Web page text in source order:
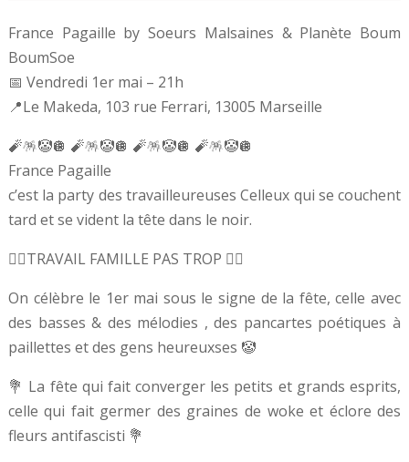
France Pagaille by Soeurs Malsaines & Planète Boum
BoumSoe
📅 Vendredi 1er mai – 21h
📍Le Makeda, 103 rue Ferrari, 13005 Marseille
🧨🪅🤡🪩 🧨🪅🤡🪩 🧨🪅🤡🪩 🧨🪅🤡🪩
France Pagaille
c’est la party des travailleureuses Celleux qui se couchent
tard et se vident la tête dans le noir.
🏴‍☠️TRAVAIL FAMILLE PAS TROP 🏴‍☠️
On célèbre le 1er mai sous le signe de la fête, celle avec
des basses & des mélodies , des pancartes poétiques à
paillettes et des gens heureuxses 🤡
💐 La fête qui fait converger les petits et grands esprits,
celle qui fait germer des graines de woke et éclore des
fleurs antifascisti 💐